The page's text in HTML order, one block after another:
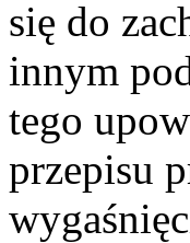
się do
innym
tego
przepisu